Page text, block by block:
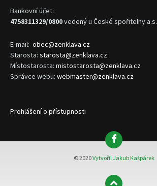
Bankovní účet:
4758311329/0800vedený u České spořitelny a.s.
E-mail: obec@zenklava.cz
Starosta: starosta@zenklava.cz
Místostarosta: mistostarosta@zenklava.cz
Správce webu: webmaster@zenklava.cz
Prohlášení o přístupnosti
Facebook
© 2020Vytvořil Jakub Kašpárek